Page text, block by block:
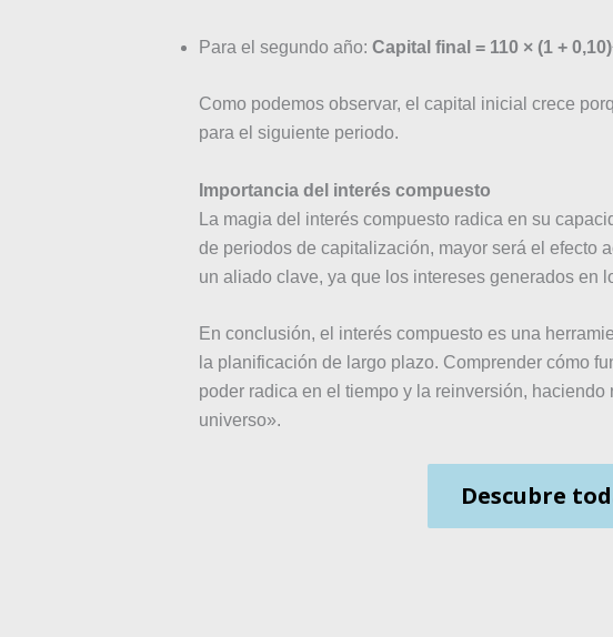
Para el segundo año: Capital final = 110 × (1 +
Como podemos observar, el capital inicial crece
para el siguiente periodo.
Importancia del interés compuesto
La magia del interés compuesto radica en su
de periodos de capitalización, mayor será el efecto
un aliado clave, ya que los intereses generados en
En conclusión, el interés compuesto es una
la planificación de largo plazo. Comprender cómo
poder radica en el tiempo y la reinversión,
universo».
Descubre